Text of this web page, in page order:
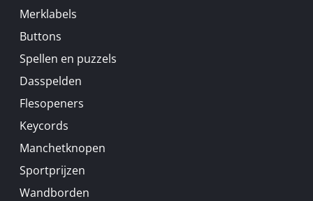
Merklabels
Buttons
Spellen en puzzels
Dasspelden
Flesopeners
Keycords
Manchetknopen
Sportprijzen
Wandborden